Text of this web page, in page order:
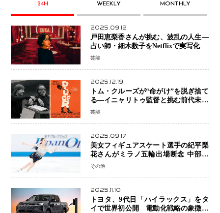
24H WEEKLY MONTHLY
2025.09.12
戸田恵梨香さんが挑む、波乱の人生―
占い師・細木数子をNetflixで実写化
芸能
2025.12.19
トム・クルーズが“命がけ”を脱ぎ捨て
る―イニャリトゥ監督と挑む前代未聞
の大惨事コメディ「DIGGER ディガ
芸能
2025.09.17
美女フィギュアスケート選手の紀平梨
花さんがミラノ五輪出場断念 中部選
手権欠場を発表「安全最優先の判断」
その他
2025.11.10
トヨタ、9代目「ハイラックス」をタ
イで世界初公開 電動化戦略の象徴と